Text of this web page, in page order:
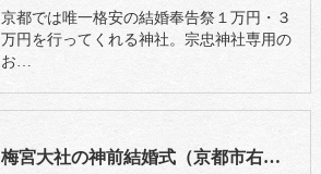
京都では唯一格安の結婚奉告祭１万円・３
万円を行ってくれる神社。宗忠神社専用の
お…
梅宮大社の神前結婚式（京都市右京区）